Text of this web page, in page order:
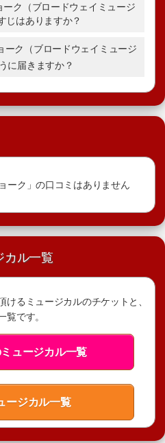
ク（ブロードウェイミュージ
じはありますか？
ダヤ人達のジョークのあらす
ーク（ブロードウェイミュージ
に届きますか？
ーク」の口コミはありません
カル一覧
るミュージカルのチケットと、
覧です。
ュージカル一覧
ージカル一覧